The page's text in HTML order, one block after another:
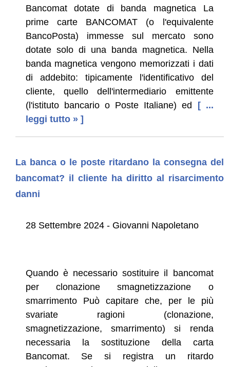
Bancomat dotate di banda magnetica La
prime carte BANCOMAT (o l'equivalente
BancoPosta) immesse sul mercato sono
dotate solo di una banda magnetica. Nella
banda magnetica vengono memorizzati i dati
di addebito: tipicamente l'identificativo del
cliente, quello dell'intermediario emittente
(l'istituto bancario o Poste Italiane) ed
[ ...
leggi tutto » ]
La banca o le poste ritardano la consegna del
bancomat? il cliente ha diritto al risarcimento
danni
28 Settembre 2024 - Giovanni Napoletano
Quando è necessario sostituire il bancomat
per clonazione smagnetizzazione o
smarrimento Può capitare che, per le più
svariate ragioni (clonazione,
smagnetizzazione, smarrimento) si renda
necessaria la sostituzione della carta
Bancomat. Se si registra un ritardo